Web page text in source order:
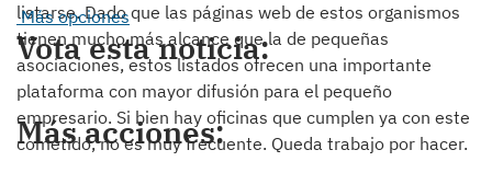
listarse. Dado que las páginas web de estos organismos
tienen mucho más alcance que la de pequeñas
asociaciones, estos listados ofrecen una importante
plataforma con mayor difusión para el pequeño
empresario. Si bien hay oficinas que cumplen ya con este
cometido, no es muy frecuente. Queda trabajo por hacer.
Más opciones
Vota esta noticia:
Más acciones: